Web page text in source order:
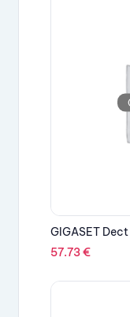
GIGASET
57.73€